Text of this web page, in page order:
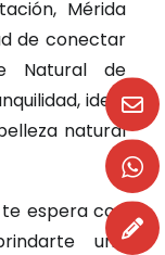
Mérida
de conectar
Natural de
ideal
natural
espera con
una